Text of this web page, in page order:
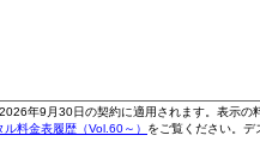
年9月30日の契約に適用されます。表示
ル料金表履歴（Vol.60～） をご覧ください。デ